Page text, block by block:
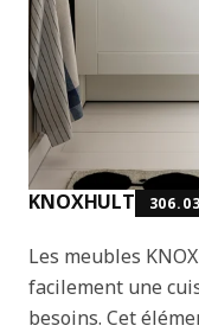
KNOXHULT
Les meubles
facilement une
besoins. Cet